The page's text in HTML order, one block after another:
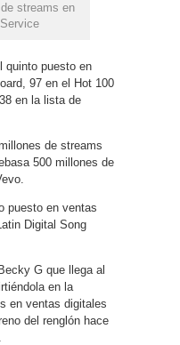
streams en
quinto puesto en
97 en el Hot 100
en la lista de
de streams
500 millones de
puesto en ventas
Digital Song
G que llega al
en la
en ventas digitales
del renglón hace